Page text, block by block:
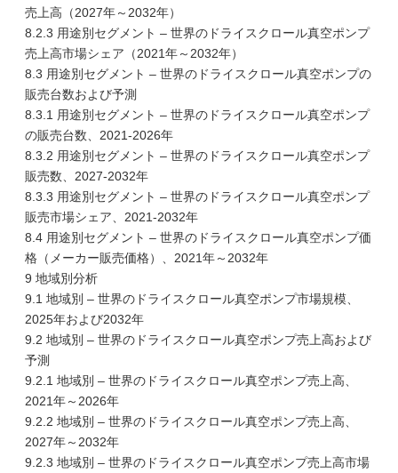
売上高（2027年～2032年）
8.2.3 用途別セグメント – 世界のドライスクロール真空ポンプ
売上高市場シェア（2021年～2032年）
8.3 用途別セグメント – 世界のドライスクロール真空ポンプの
販売台数および予測
8.3.1 用途別セグメント – 世界のドライスクロール真空ポンプ
の販売台数、2021-2026年
8.3.2 用途別セグメント – 世界のドライスクロール真空ポンプ
販売数、2027-2032年
8.3.3 用途別セグメント – 世界のドライスクロール真空ポンプ
販売市場シェア、2021-2032年
8.4 用途別セグメント – 世界のドライスクロール真空ポンプ価
格（メーカー販売価格）、2021年～2032年
9 地域別分析
9.1 地域別 – 世界のドライスクロール真空ポンプ市場規模、
2025年および2032年
9.2 地域別 – 世界のドライスクロール真空ポンプ売上高および
予測
9.2.1 地域別 – 世界のドライスクロール真空ポンプ売上高、
2021年～2026年
9.2.2 地域別 – 世界のドライスクロール真空ポンプ売上高、
2027年～2032年
9.2.3 地域別 – 世界のドライスクロール真空ポンプ売上高市場